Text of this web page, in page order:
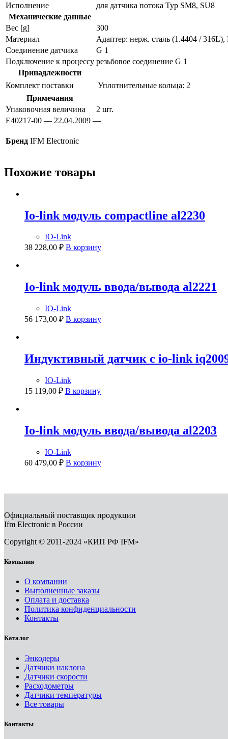
Исполнение
для датчика потока Typ SM8, SU8
Механические данные
Вес [g]
300
Материал
Адаптер: нерж. сталь (1.4404 /
Соединение датчика
G 1
Подключение к процессу резьбовое соединение G 1
Принадлежности
Комплект поставки
Уплотнительные кольца: 2
Примечания
Упаковочная величина
2 шт.
E40217-00 — 22.04.2009 —
Бренд IFM Electronic
Похожие товары
Io-link модуль compactline al2230
IO-Link
38 228,00 ₽ В корзину
Io-link модуль ввода/вывода al2221
IO-Link
56 173,00 ₽ В корзину
Индуктивный датчик с io-link
IO-Link
15 119,00 ₽ В корзину
Io-link модуль ввода/вывода al2203
IO-Link
60 479,00 ₽ В корзину
Официальный поставщик продукции
Ifm Electronic в России
Copyright © 2011-2024 «КИП РФ IFM»
Компания
О компании
Выполненные заказы
Оплата и доставка
Политика конфиденциальности
Контакты
Каталог
Энкодеры
Датчики наклона
Датчики скорости
Расходометры
Датчики температуры
Все товары
Контакты